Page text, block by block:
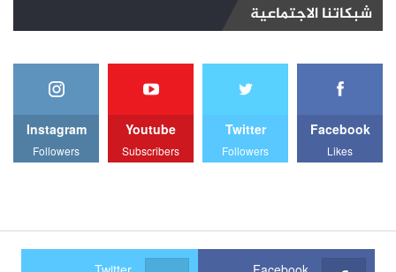
شبكاتنا الاجتماعية
Facebook
Likes
Twitter
Followers
Youtube
Subscribers
Instagram
Followers